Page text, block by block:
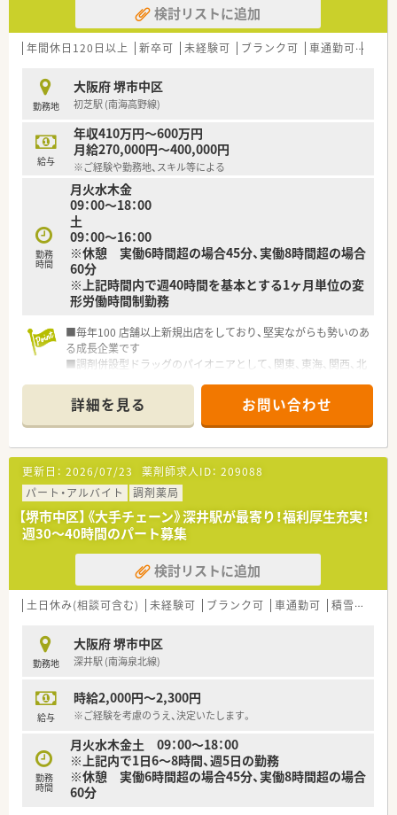
【勤務実態について】
■平日の閉局時間は18時となっており、残業もほとんど発生し
■残業代は1分単位で支給されるクリーンな労務環境であり、サ
ービス残業の心配がなく安心して業務に集中できます。
■実質的な週の平均労働時間は約37時間程度と短めに設定され
ており、身体的な負担を抑えた無理のない勤務が叶います。
【こんな取り組みをしています】
■最新の調剤ロボットを導入することで業務効率化を図り、薬剤
師が本来の職能である対人業務に集中できる環境です。
■閉局後の電話対応は基幹店舗が一括して引き受けているため、
各店舗の薬剤師に過度な負担がかからない仕組みです。
■勉強会の後にお食事会を開催するなど横のつながりを大切に
しており、他店舗のスタッフとも情報交換が容易です。
検討リストに追加
年間休日120日以上 新卒可 未経験可 ブランク可 車通勤可
勤務地
大阪府 堺市中区
初芝駅 (南海高野線)
給与
年収410万円～600万円
月給270,000円～400,000円
※ご経験や勤務地、スキル等による
勤務
時間
月火水木金
09：00～18：00
土
09：00～16：00
※休憩 実働6時間超の場合45分、実働8時間超の場合
60分
※上記時間内で週40時間を基本とする1ヶ月単位の変
形労働時間制勤務
■毎年100 店舗以上新規出店をしており、堅実ながらも勢いのあ
る成長企業です
■調剤併設型ドラッグのパイオニアとして、関東、東海、関西、北
■研修制度は様々なプランがあり、集合研修だけでなく任意で受
講可能な研修も幅広く用意されています
■店舗で活躍する従業員、社外で活躍する従業員、将来経営幹部
となる従業員など、薬剤師として様々な活躍ができるフィールド
を用意されています
■総合薬剤師・調剤薬剤師（土日休み・19時までの勤務）どちらか
の働き方を選択できます
■調剤併設型だけでなく「医療モール・クリニック併設店舗」「敷
地内薬局」「訪問調剤特化型店舗」など様々な店舗を運営してい
ます
■在宅医療にも積極的取り組んでおり「訪問調剤特化型店舗」を
50店舗以上、無菌調剤室は業界最多の51店舗設置しています
■「プラチナくるみん認定企業」「健康経営優良法人2023（大規模
法人部門）認定」等を取得し一人ひとりが働きやすい環境が整備
■充実した研修制度、人事制度、評価制度、キャリア支援制度等
があるのも特徴です
詳細を見る お問い合わせ
更新日： 2026/07/23 薬剤師求人ID： 209088
パート・アルバイト
調剤薬局
【堺市中区】《大手チェーン》深井駅が最寄り！福利厚生充実！
週30～40時間のパート募集
検討リストに追加
土日休み(相談可含む) 未経験可 ブランク可 車通勤可 積雪なし
勤務地
大阪府 堺市中区
深井駅 (南海泉北線)
給与
時給2,000円～2,300円
※ご経験を考慮のうえ、決定いたします。
勤務
時間
月火水木金土 09：00～18：00
※上記内で1日6～8時間、週5日の勤務
※休憩 実働6時間超の場合45分、実働8時間超の場合
60分